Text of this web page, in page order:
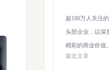
超100万人关注
头部企业，以深
精彩的商业价值。
最近文章